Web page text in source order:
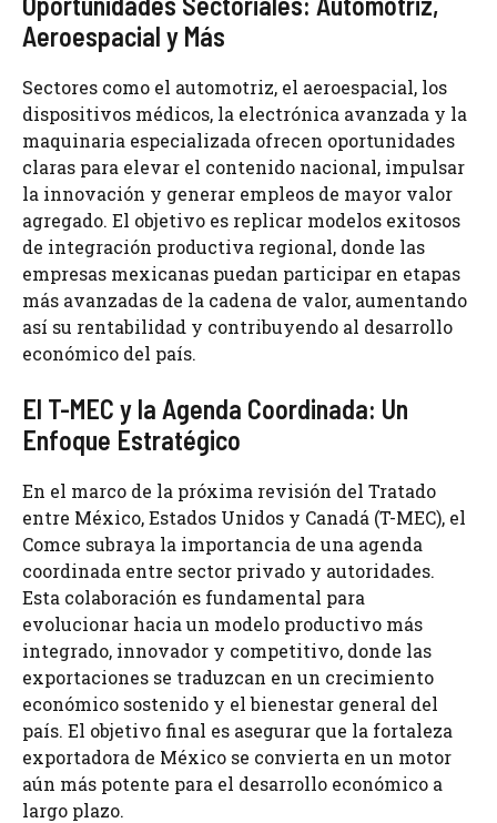
Aeroespacial y Más
Sectores como el automotriz, el aeroespacial, los
dispositivos médicos, la electrónica avanzada y la
maquinaria especializada ofrecen oportunidades
claras para elevar el contenido nacional, impulsar
la innovación y generar empleos de mayor valor
agregado. El objetivo es replicar modelos exitosos
de integración productiva regional, donde las
empresas mexicanas puedan participar en etapas
más avanzadas de la cadena de valor, aumentando
así su rentabilidad y contribuyendo al desarrollo
económico del país.
El T-MEC y la Agenda Coordinada: Un
Enfoque Estratégico
En el marco de la próxima revisión del Tratado
entre México, Estados Unidos y Canadá (T-MEC), el
Comce subraya la importancia de una agenda
coordinada entre sector privado y autoridades.
Esta colaboración es fundamental para
evolucionar hacia un modelo productivo más
integrado, innovador y competitivo, donde las
exportaciones se traduzcan en un crecimiento
económico sostenido y el bienestar general del
país. El objetivo final es asegurar que la fortaleza
exportadora de México se convierta en un motor
aún más potente para el desarrollo económico a
largo plazo.